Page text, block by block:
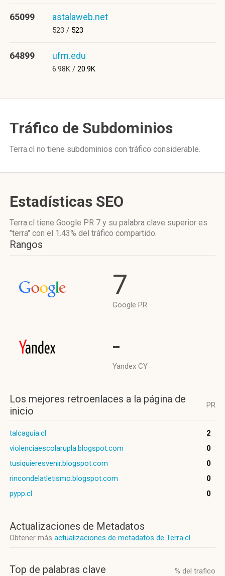
65099 astalaweb.net
523 / 523
64899 ufm.edu
6.98K / 20.9K
Tráfico de Subdominios
Terra.cl no tiene subdominios con tráfico considerable.
Estadísticas SEO
Terra.cl tiene Google PR 7 y su palabra clave superior es
"terra" con el 1.43% del tráfico compartido.
Rangos
7
Google PR
-
Yandex CY
Los mejores retroenlaces a la página de
inicio
PR
talcaguia.cl
2
violenciaescolarupla.blogspot.com
0
tusiquieresvenir.blogspot.com
0
rincondelatletismo.blogspot.com
0
pypp.cl
0
Actualizaciones de Metadatos
Obtener más actualizaciones de metadatos de Terra.cl
Top de palabras clave % del trafico